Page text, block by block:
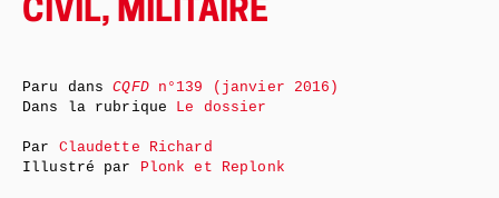
CIVIL, MILITAIRE
Paru dansCQFDn°139 (janvier 2016)
Dans la rubrique Le dossier
Par Claudette Richard
Illustré par Plonk et Replonk